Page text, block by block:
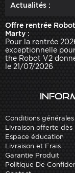
Actualités :
Offre rentrée
Marty :
Pour la rentrée
exceptionnelle
the Robot V2
le 21/07/2026
Conditions
Livraison offerte
Espace éducation
Livraison et Frais
Garantie Produit
Politique De